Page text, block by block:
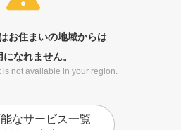
お住まいの地域からは
になれません。
is not available in your region.
なサービス一覧